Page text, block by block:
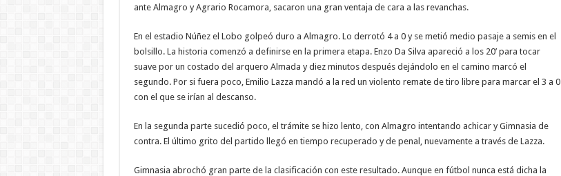
ante Almagro y Agrario Rocamora, sacaron una gran ventaja de cara a las revanchas.
En el estadio Núñez el Lobo golpeó duro a Almagro. Lo derrotó 4 a 0 y se metió medio pasaje a semis en el
bolsillo. La historia comenzó a definirse en la primera etapa. Enzo Da Silva apareció a los 20’ para tocar
suave por un costado del arquero Almada y diez minutos después dejándolo en el camino marcó el
segundo. Por si fuera poco, Emilio Lazza mandó a la red un violento remate de tiro libre para marcar el 3 a 0
con el que se irían al descanso.
En la segunda parte sucedió poco, el trámite se hizo lento, con Almagro intentando achicar y Gimnasia de
contra. El último grito del partido llegó en tiempo recuperado y de penal, nuevamente a través de Lazza.
Gimnasia abrochó gran parte de la clasificación con este resultado. Aunque en fútbol nunca está dicha la